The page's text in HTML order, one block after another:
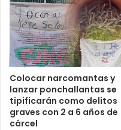
Colocar narcomantas y
lanzar ponchallantas se
tipificarán como delitos
graves con 2 a 6 años de
cárcel